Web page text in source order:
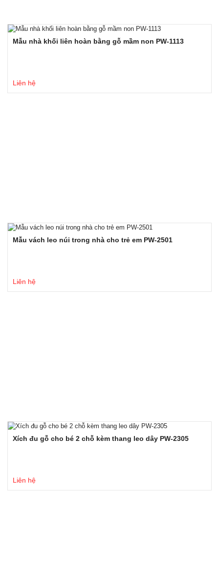
Mẫu nhà khối liên hoàn bằng gỗ mầm non PW-1113
Liên hệ
Mẫu vách leo núi trong nhà cho trẻ em PW-2501
Liên hệ
Xích đu gỗ cho bé 2 chỗ kèm thang leo dây PW-2305
Liên hệ